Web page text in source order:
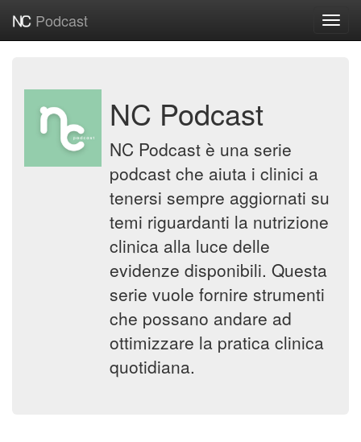
Podcast
NC Podcast
NC Podcast è una serie
podcast che aiuta i clinici a
tenersi sempre aggiornati su
temi riguardanti la nutrizione
clinica alla luce delle
evidenze disponibili. Questa
serie vuole fornire strumenti
che possano andare ad
ottimizzare la pratica clinica
quotidiana.